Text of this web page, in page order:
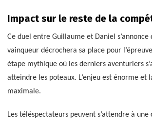
Impact sur le reste de la
Ce duel entre Guillaume et Daniel s’annonce
vainqueur décrochera sa place pour
étape mythique où les derniers aventuriers
atteindre les poteaux. L’enjeu est énorme et
maximale.
Les téléspectateurs peuvent s’attendre à